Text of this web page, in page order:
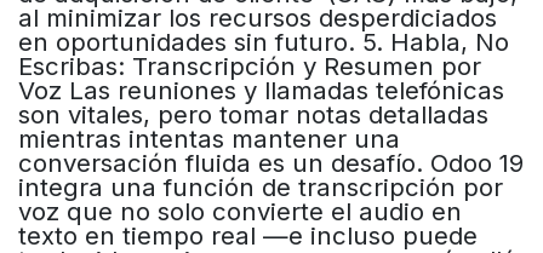
al minimizar los recursos desperdiciados
en oportunidades sin futuro. 5. Habla, No
Escribas: Transcripción y Resumen por
Voz Las reuniones y llamadas telefónicas
son vitales, pero tomar notas detalladas
mientras intentas mantener una
conversación fluida es un desafío. Odoo 19
integra una función de transcripción por
voz que no solo convierte el audio en
texto en tiempo real —e incluso puede